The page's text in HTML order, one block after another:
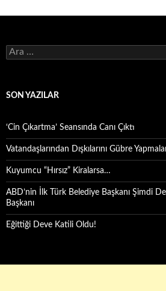
Arama:
SON YAZILAR
‘Cin Çıkartma’ Seansında Canı Çıktı
Vatandaşlarından Dışkılarını Gübre
Kuyumcu “Hırsız” Kiralarsa…
ABD’nin İlk Türk Belediye Başkanı Şimdi
Başkanı
Eğittiği Deve Katili Oldu!